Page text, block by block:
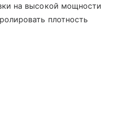
на высокой мощности
плотность